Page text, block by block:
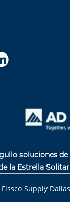
soluciones de
la Estrella
Fissco Supply